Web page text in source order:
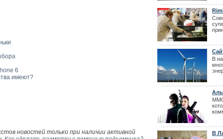
6
имеют?
новостей только при наличии активной
Как получить
Престо
же
В
В